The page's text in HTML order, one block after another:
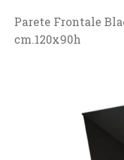
Parete Frontale
cm.120x90h